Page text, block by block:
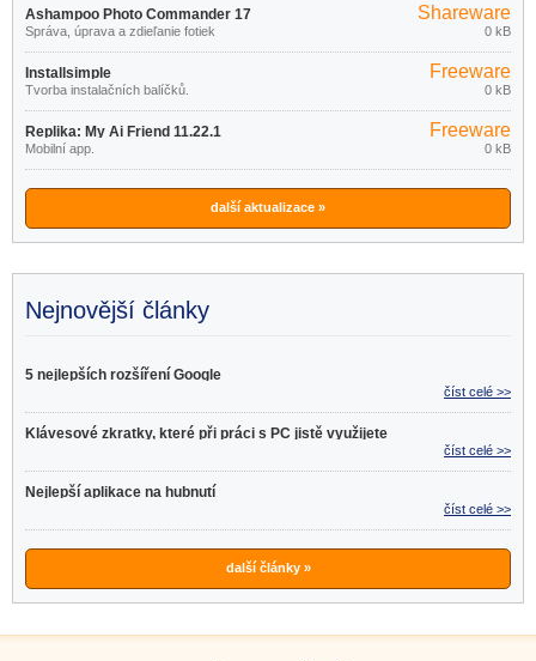
Ashampoo Photo Commander 17
18.0.2
Správa, úprava a zdieľanie fotiek
Shareware
0 kB
Installsimple
Tvorba instalačních balíčků.
Freeware
0 kB
Replika: My Ai Friend 11.22.1
Mobilní app.
Freeware
0 kB
další aktualizace »
Nejnovější články
5 nejlepších rozšíření Google
číst celé >>
Klávesové zkratky, které při práci s PC jistě využijete
číst celé >>
Nejlepší aplikace na hubnutí
číst celé >>
další články »